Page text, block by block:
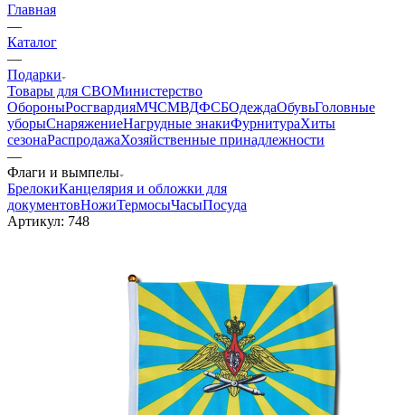
Главная
—
Каталог
—
Подарки
Товары для СВОМинистерство
ОбороныРосгвардияМЧСМВДФСБОдеждаОбувьГоловные
уборыСнаряжениеНагрудные знакиФурнитураХиты
сезонаРаспродажаХозяйственные принадлежности
—
Флаги и вымпелы
БрелокиКанцелярия и обложки для
документовНожиТермосыЧасыПосуда
Артикул: 748